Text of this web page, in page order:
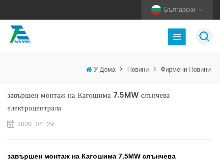
Български
У Дома > Новини > Фирмени Новини
завършен монтаж на Кагошима 7.5MW слънчева
електроцентрала
2020-04-29
завършен монтаж на Кагошима 7.5MW слънчева